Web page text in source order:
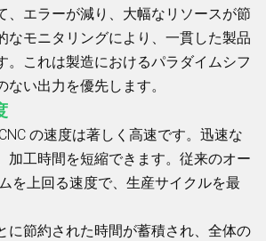
、エラーが減り、大幅なリソースが節
なモニタリングにより、一貫した製品
。これは製造におけるパラダイムシフ
ない出力を優先します。
の速度は著しく高速です。迅速な
加工時間を短縮できます。従来のオー
を上回る速度で、生産サイクルを最
に節約された時間が蓄積され、全体の